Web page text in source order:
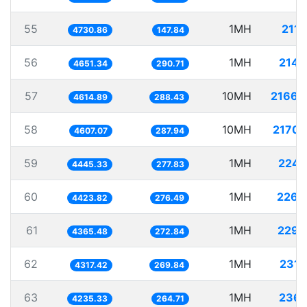
55 4730.86 147.84 1MH
56 4651.34 290.71 1MH
57 4614.89 288.43 10MH
58 4607.07 287.94 10MH
59 4445.33 277.83 1MH
60 4423.82 276.49 1MH
61 4365.48 272.84 1MH
62 4317.42 269.84 1MH
63 4235.33 264.71 1MH